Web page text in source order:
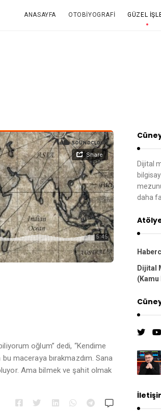
ANASAYFA OTOBIYOGRAFI GÜZEL
oğlum” dedi, “Kendime
maceraya bırakmazdım. Sana
Ama bilmek ve şahit olmak
Dijital
daha
Dijital